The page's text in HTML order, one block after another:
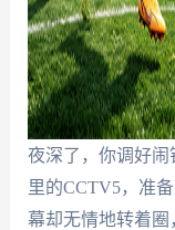
夜深了，你调好
里的CCTV5，准
幕却无情地转着圈